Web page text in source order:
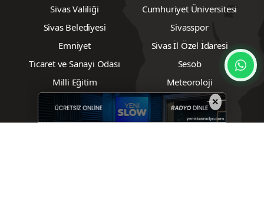
Sivas Valiliği
Cumhuriyet Üniversitesi
Sivas Belediyesi
Sivasspor
Emniyet
Sivas İl Özel İdaresi
Ticaret ve Sanayi Odası
Sesob
Milli Eğitim
Meteoroloji
Müsiad
Tarım
Ziraat Odası
Emlak
×